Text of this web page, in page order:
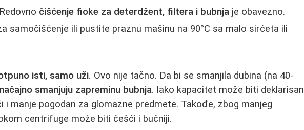
Redovno čišćenje fioke za deterdžent, filtera i bubnja je obavezno.
samočišćenje ili pustite praznu mašinu na 90°C sa malo sirćeta ili
isti, samo uži. Ovo nije tačno. Da bi se smanjila dubina (na 40-
smanjuju zapreminu bubnja. Iako kapacitet može biti deklarisan
i manje pogodan za glomazne predmete. Takođe, zbog manjeg
centrifuge može biti češći i bučniji.